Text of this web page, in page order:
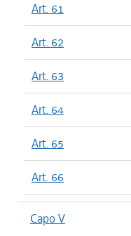
Art. 61
Art. 62
Art. 63
Art. 64
Art. 65
Art. 66
Capo V